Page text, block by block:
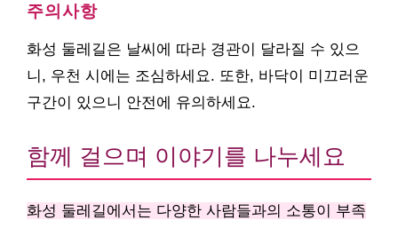
주의사항
화성 둘레길은 날씨에 따라 경관이 달라질 수 있으
니, 우천 시에는 조심하세요. 또한, 바닥이 미끄러운
구간이 있으니 안전에 유의하세요.
함께 걸으며 이야기를 나누세요
화성 둘레길에서는 다양한 사람들과의 소통이 부족